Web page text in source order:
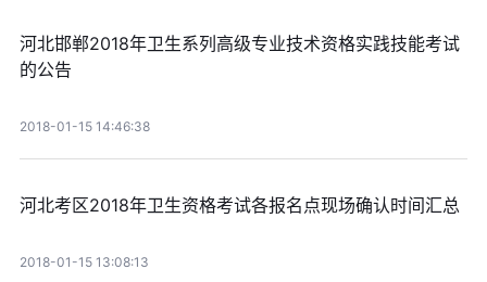
河北邯郸2018年卫生系列高级专业技术资格实践技能考试
的公告
2018-01-15 14:46:38
河北考区2018年卫生资格考试各报名点现场确认时间汇总
2018-01-15 13:08:13